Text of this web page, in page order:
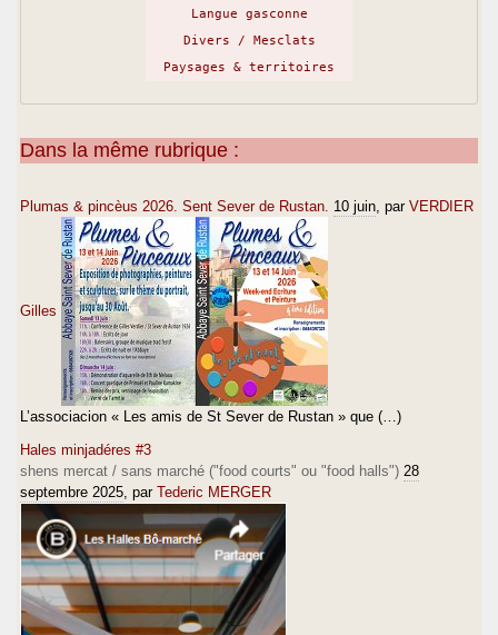
Langue gasconne
Divers / Mesclats
Paysages & territoires
Dans la même rubrique :
Plumas & pincèus 2026. Sent Sever de Rustan. 10 juin, par VERDIER
Gilles
L’associacion « Les amis de St Sever de Rustan » que (…)
Hales minjadéres #3
shens mercat / sans marché ("food courts" ou "food halls") 28
septembre 2025, par Tederic MERGER